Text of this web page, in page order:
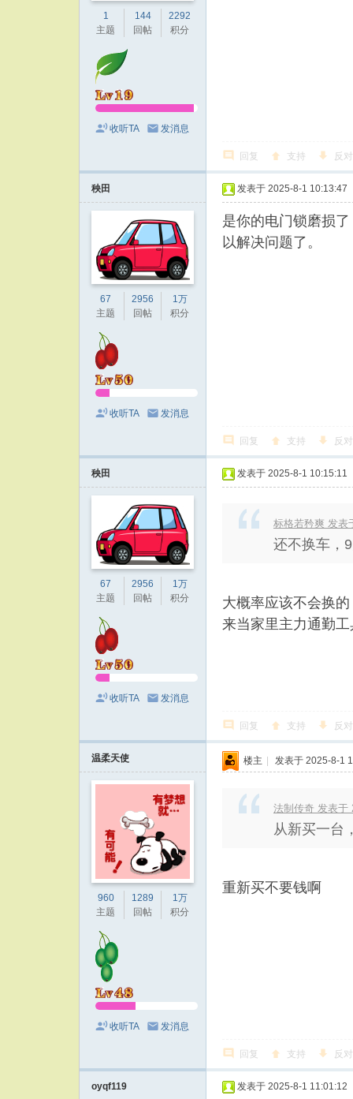
1
主题
144
回帖
2292
积分
收听TA 发消息
回复 支持 反对
秧田
67
主题
2956
回帖
1万
积分
收听TA 发消息
发表于 2025-8-1 10:13:47
是你的电门锁磨损
以解决问题了。
回复 支持 反对
秧田
67
主题
2956
回帖
1万
积分
收听TA 发消息
发表于 2025-8-1 10:15:11
标格若矜爽 发表
还不换车，
大概率应该不会换
来当家里主力通勤
回复 支持 反对
温柔天使
960
主题
1289
回帖
1万
积分
收听TA 发消息
楼主 | 发表于 2025-8-1
法制传奇 发表于
从新买一台
重新买不要钱啊
回复 支持 反对
oyqf119 发表于 2025-8-1 11:01:12